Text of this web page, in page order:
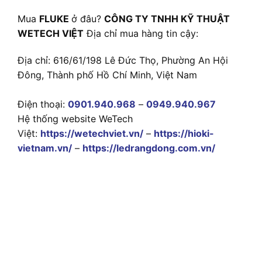
Mua FLUKE ở đâu? CÔNG TY TNHH KỸ THUẬT
WETECH VIỆT Địa chỉ mua hàng tin cậy:
Địa chỉ: 616/61/198 Lê Đức Thọ, Phường An Hội
Đông, Thành phố Hồ Chí Minh, Việt Nam
Điện thoại: 0901.940.968 – 0949.940.967
Hệ thống website WeTech
Việt: https://wetechviet.vn/ – https://hioki-
vietnam.vn/ – https://ledrangdong.com.vn/